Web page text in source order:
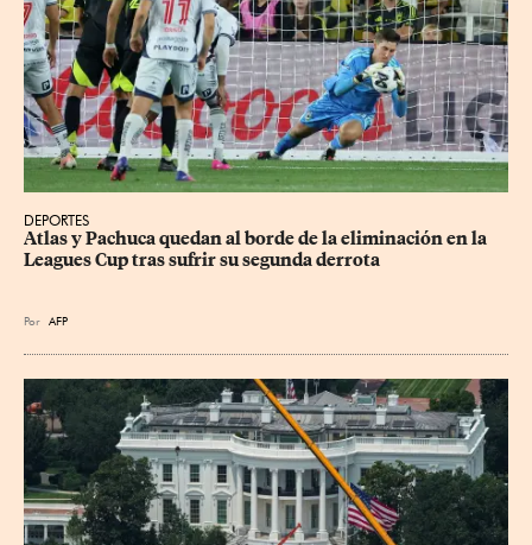
DEPORTES
Atlas y Pachuca quedan al borde de la eliminación en la
Leagues Cup tras sufrir su segunda derrota
Por AFP